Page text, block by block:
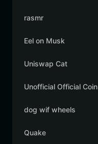
rasmr
Eel on Musk
Uniswap Cat
Unofficial Official Coin
dog wif wheels
Quake